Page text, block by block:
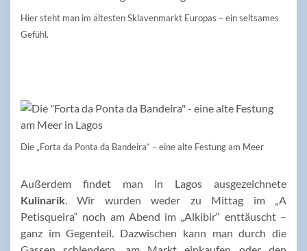
Hier steht man im ältesten Sklavenmarkt Europas – ein seltsames
Gefühl.
Die „Forta da Ponta da Bandeira“ – eine alte Festung am Meer
Außerdem findet man in Lagos ausgezeichnete
Kulinarik. Wir wurden weder zu Mittag im „A
Petisqueira“ noch am Abend im „Alkibir“ enttäuscht –
ganz im Gegenteil. Dazwischen kann man durch die